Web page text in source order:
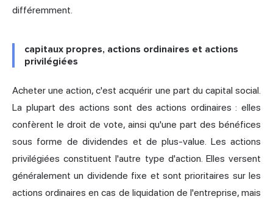
différemment.
capitaux propres, actions ordinaires et actions
privilégiées
Acheter une action, c'est acquérir une part du capital social.
La plupart des actions sont des actions ordinaires : elles
confèrent le droit de vote, ainsi qu'une part des bénéfices
sous forme de dividendes et de plus-value. Les actions
privilégiées constituent l'autre type d'action. Elles versent
généralement un dividende fixe et sont prioritaires sur les
actions ordinaires en cas de liquidation de l'entreprise, mais